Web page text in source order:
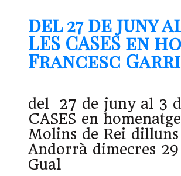
del 27 de juny
LES CASES en
Francesc
del 27 de juny al 3
CASES en
Molins de Rei
Andorrà dimecres
Gual